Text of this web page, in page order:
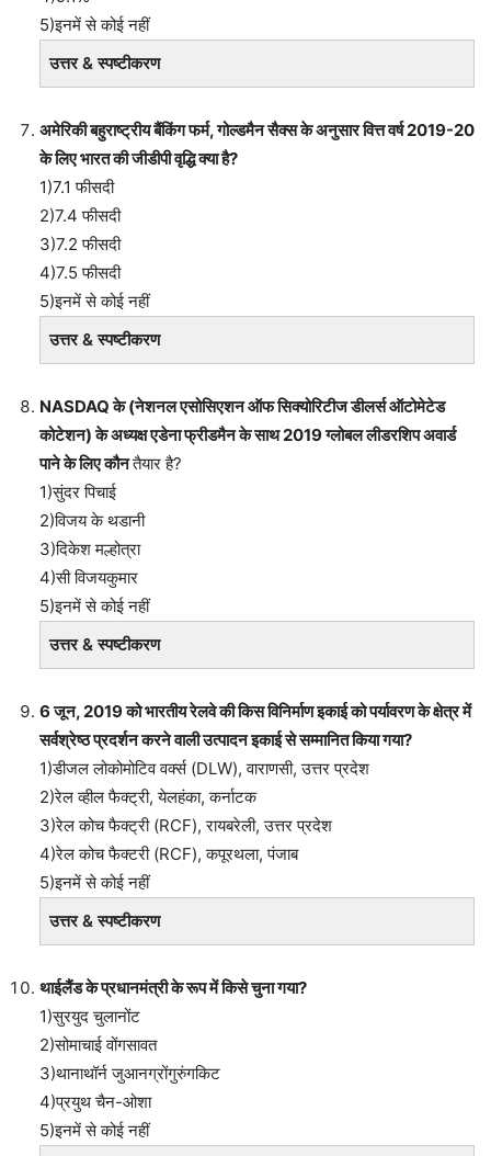
5)इनमें से कोई नहीं
उत्तर & स्पष्टीकरण
अमेरिकी बहुराष्ट्रीय बैंकिंग फर्म, गोल्डमैन सैक्स के अनुसार वित्त वर्ष 2019-20
के लिए भारत की जीडीपी वृद्धि क्या है?
1)7.1 फीसदी
2)7.4 फीसदी
3)7.2 फीसदी
4)7.5 फीसदी
5)इनमें से कोई नहीं
उत्तर & स्पष्टीकरण
NASDAQ के (नेशनल एसोसिएशन ऑफ सिक्योरिटीज डीलर्स ऑटोमेटेड
कोटेशन) के अध्यक्ष एडेना फ्रीडमैन के साथ 2019 ग्लोबल लीडरशिप अवार्ड
पाने के लिए कौनतैयार है?
1)सुंदर पिचाई
2)विजय के थडानी
3)दिकेश मल्होत्रा
4)सी विजयकुमार
5)इनमें से कोई नहीं
उत्तर & स्पष्टीकरण
6 जून, 2019 को भारतीय रेलवे की किस विनिर्माण इकाई को पर्यावरण के क्षेत्र में
सर्वश्रेष्ठ प्रदर्शन करने वाली उत्पादन इकाई से सम्मानित किया गया?
1)डीजल लोकोमोटिव वर्क्स (DLW), वाराणसी, उत्तर प्रदेश
2)रेल व्हील फैक्ट्री, येलहंका, कर्नाटक
3)रेल कोच फैक्ट्री (RCF), रायबरेली, उत्तर प्रदेश
4)रेल कोच फैक्टरी (RCF), कपूरथला, पंजाब
5)इनमें से कोई नहीं
उत्तर & स्पष्टीकरण
थाईलैंड के प्रधानमंत्री के रूप में किसे चुना गया?
1)सुरयुद चुलानोंट
2)सोमाचाई वोंगसावत
3)थानाथॉर्न जुआनग्रोंगुरुंगकिट
4)प्रयुथ चैन-ओशा
5)इनमें से कोई नहीं